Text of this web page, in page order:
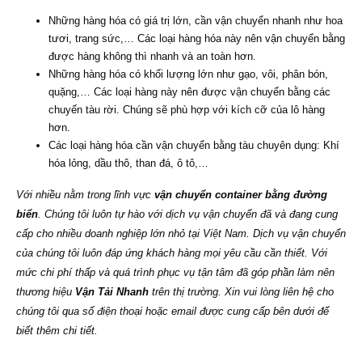
Những hàng hóa có giá trị lớn, cần vận chuyển nhanh như hoa
tươi, trang sức,… Các loại hàng hóa này nên vận chuyển bằng
được hàng không thì nhanh và an toàn hơn.
Những hàng hóa có khối lượng lớn như gạo, vôi, phân bón,
quặng,… Các loại hàng này nên được vận chuyển bằng các
chuyến tàu rời. Chúng sẽ phù hợp với kích cỡ của lô hàng
hơn.
Các loại hàng hóa cần vận chuyển bằng tàu chuyên dụng: Khí
hóa lỏng, dầu thô, than đá, ô tô,…
Với nhiều nằm trong lĩnh vực vận chuyển container bằng đường
biển. Chúng tôi luôn tự hào với dịch vụ vận chuyển đã và đang cung
cấp cho nhiều doanh nghiệp lớn nhỏ tại Việt Nam. Dịch vụ vận chuyển
của chúng tôi luôn đáp ứng khách hàng mọi yêu cầu cần thiết. Với
mức chi phí thấp và quá trình phục vụ tận tâm đã góp phần làm nên
thương hiệu Vận Tải Nhanh trên thị trường. Xin vui lòng liên hệ cho
chúng tôi qua số điện thoại hoặc email được cung cấp bên dưới để
biết thêm chi tiết.